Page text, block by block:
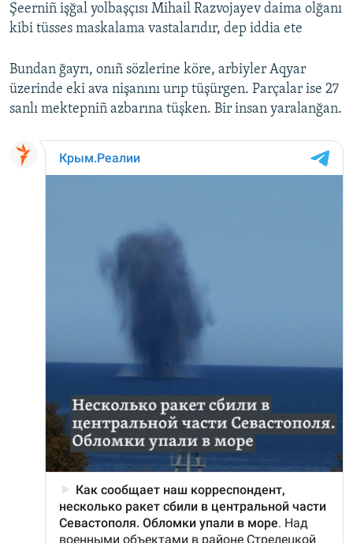
FİKİR
Українською
Şeerniñ işğal yolbaşçısı Mihail Razvojayev daima olğanı
kibi tüsses maskalama vastalarıdır, dep iddia ete
Bundan ğayrı, onıñ sözlerine köre, arbiyler Aqyar
üzerinde eki ava nişanını urıp tüşürgen. Parçalar ise 27
sanlı mektepniñ azbarına tüşken. Bir insan yaralanğan.